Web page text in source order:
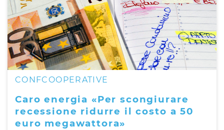
CONFCOOPERATIVE
Caro energia «Per scongiurare
recessione ridurre il costo a 50
euro megawattora»